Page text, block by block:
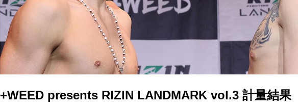
+WEED presents RIZIN LANDMARK vol.3 計量結果